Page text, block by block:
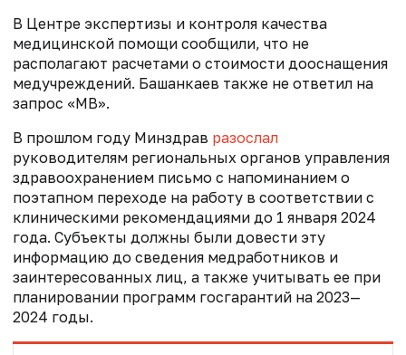
В Центре экспертизы и контроля качества
медицинской помощи сообщили, что не
располагают расчетами о стоимости дооснащения
медучреждений. Башанкаев также не ответил на
запрос «МВ».
В прошлом году Минздрав разослал
руководителям региональных органов управления
здравоохранением письмо с напоминанием о
поэтапном переходе на работу в соответствии с
клиническими рекомендациями до 1 января 2024
года. Субъекты должны были довести эту
информацию до сведения медработников и
заинтересованных лиц, а также учитывать ее при
планировании программ госгарантий на 2023—
2024 годы.